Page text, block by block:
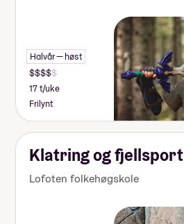
Halvår — høst
17 t/uke
Frilynt
Klatring og fjellsport
Lofoten folkehøgskole